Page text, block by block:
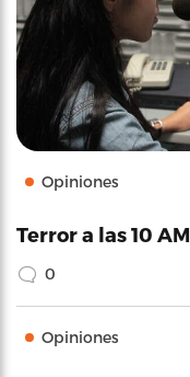
Opiniones
Terror a las 10 AM
0
Opiniones